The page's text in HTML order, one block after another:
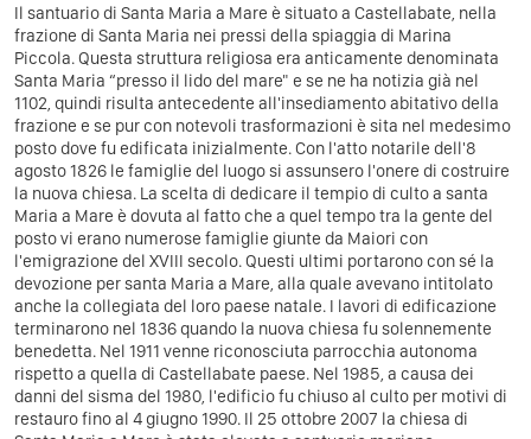
Il santuario di Santa Maria a Mare è situato a Castellabate, nella
frazione di Santa Maria nei pressi della spiaggia di Marina
Piccola. Questa struttura religiosa era anticamente denominata
Santa Maria “presso il lido del mare" e se ne ha notizia già nel
1102, quindi risulta antecedente all'insediamento abitativo della
frazione e se pur con notevoli trasformazioni è sita nel medesimo
posto dove fu edificata inizialmente. Con l'atto notarile dell'8
agosto 1826 le famiglie del luogo si assunsero l'onere di costruire
la nuova chiesa. La scelta di dedicare il tempio di culto a santa
Maria a Mare è dovuta al fatto che a quel tempo tra la gente del
posto vi erano numerose famiglie giunte da Maiori con
l'emigrazione del XVIII secolo. Questi ultimi portarono con sé la
devozione per santa Maria a Mare, alla quale avevano intitolato
anche la collegiata del loro paese natale. I lavori di edificazione
terminarono nel 1836 quando la nuova chiesa fu solennemente
benedetta. Nel 1911 venne riconosciuta parrocchia autonoma
rispetto a quella di Castellabate paese. Nel 1985, a causa dei
danni del sisma del 1980, l'edificio fu chiuso al culto per motivi di
restauro fino al 4 giugno 1990. Il 25 ottobre 2007 la chiesa di